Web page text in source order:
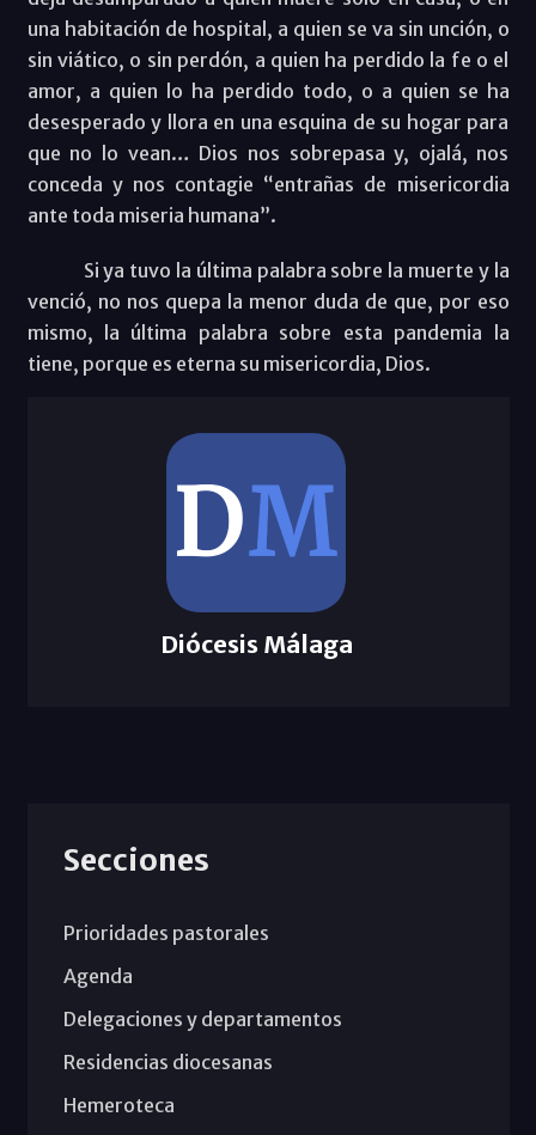
una habitación de hospital, a quien se va sin unción, o
sin viático, o sin perdón, a quien ha perdido la fe o el
amor, a quien lo ha perdido todo, o a quien se ha
desesperado y llora en una esquina de su hogar para
que no lo vean… Dios nos sobrepasa y, ojalá, nos
conceda y nos contagie “entrañas de misericordia
ante toda miseria humana”.
Si ya tuvo la última palabra sobre la muerte y la
venció, no nos quepa la menor duda de que, por eso
mismo, la última palabra sobre esta pandemia la
tiene, porque es eterna su misericordia, Dios.
Diócesis Málaga
Secciones
Prioridades pastorales
Agenda
Delegaciones y departamentos
Residencias diocesanas
Hemeroteca